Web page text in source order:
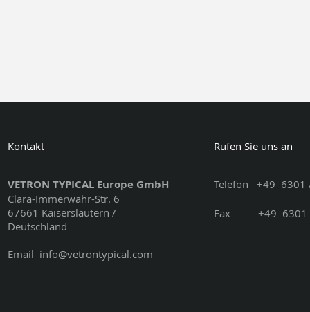
Kontakt
VETRON TYPICAL Europe GmbH
Clara-Immerwahr-Str. 6
67661 Kaiserslautern /
Deutschland
Email info@vetrontypical.com
Rufen Sie uns an
Telefon +49 6301
Fax +49